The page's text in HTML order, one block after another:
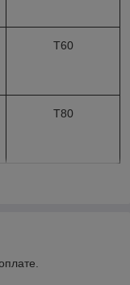
T60
T80